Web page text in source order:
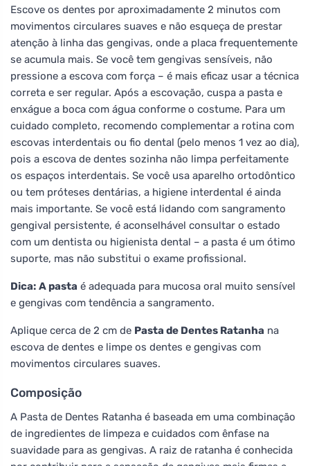
Escove os dentes por aproximadamente 2 minutos com
movimentos circulares suaves e não esqueça de prestar
atenção à linha das gengivas, onde a placa frequentemente
se acumula mais. Se você tem gengivas sensíveis, não
pressione a escova com força – é mais eficaz usar a técnica
correta e ser regular. Após a escovação, cuspa a pasta e
enxágue a boca com água conforme o costume. Para um
cuidado completo, recomendo complementar a rotina com
escovas interdentais ou fio dental (pelo menos 1 vez ao dia),
pois a escova de dentes sozinha não limpa perfeitamente
os espaços interdentais. Se você usa aparelho ortodôntico
ou tem próteses dentárias, a higiene interdental é ainda
mais importante. Se você está lidando com sangramento
gengival persistente, é aconselhável consultar o estado
com um dentista ou higienista dental – a pasta é um ótimo
suporte, mas não substitui o exame profissional.
Dica: A pasta é adequada para mucosa oral muito sensível
e gengivas com tendência a sangramento.
Aplique cerca de 2 cm de Pasta de Dentes Ratanha na
escova de dentes e limpe os dentes e gengivas com
movimentos circulares suaves.
Composição
A Pasta de Dentes Ratanha é baseada em uma combinação
de ingredientes de limpeza e cuidados com ênfase na
suavidade para as gengivas. A raiz de ratanha é conhecida